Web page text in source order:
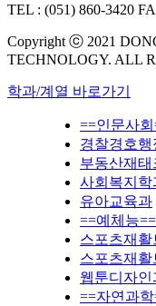
TEL : (051) 860-3420
Copyright ⓒ 2021
TECHNOLOGY. ALL
학과/계열 바로가기
==인문사
경찰경호행
부동산재
사회복지학
유아교육과
==예체능==
스포츠재
스포츠재
웹툰디자인
==자연과